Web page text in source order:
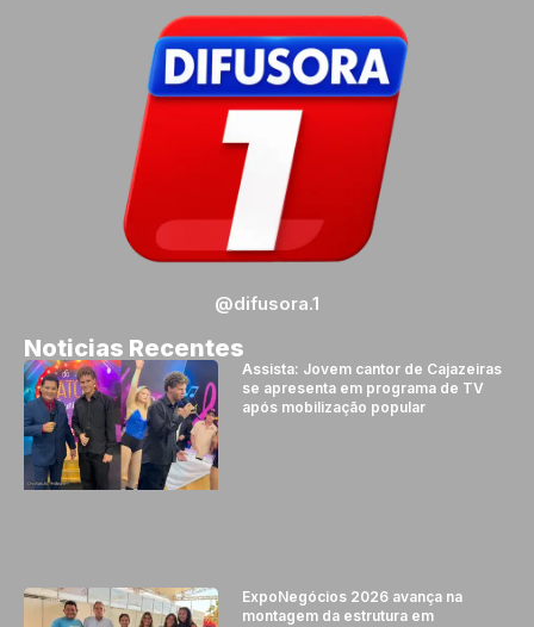
@difusora.1
Noticias Recentes
Assista: Jovem cantor de Cajazeiras
se apresenta em programa de TV
após mobilização popular
ExpoNegócios 2026 avança na
montagem da estrutura em